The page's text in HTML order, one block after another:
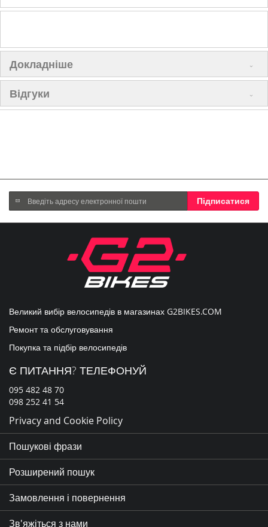
Докладніше
Відгуки
Підпишіться
на
нашу
Підписатися
Великий вибір велосипедів в магазинах G2BIKES.COM
Ремонт та обслуговування
Покупка та підбір велосипедів
Є ПИТАННЯ? ТЕЛЕФОНУЙ
095 482 48 70
098 252 41 54
Privacy and Cookie Policy
Пошукові фрази
Розширений пошук
Замовлення і повернення
Зв'яжіться з нами